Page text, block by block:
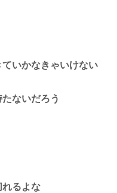
いかなきゃいけない
ないだろう
れるよな